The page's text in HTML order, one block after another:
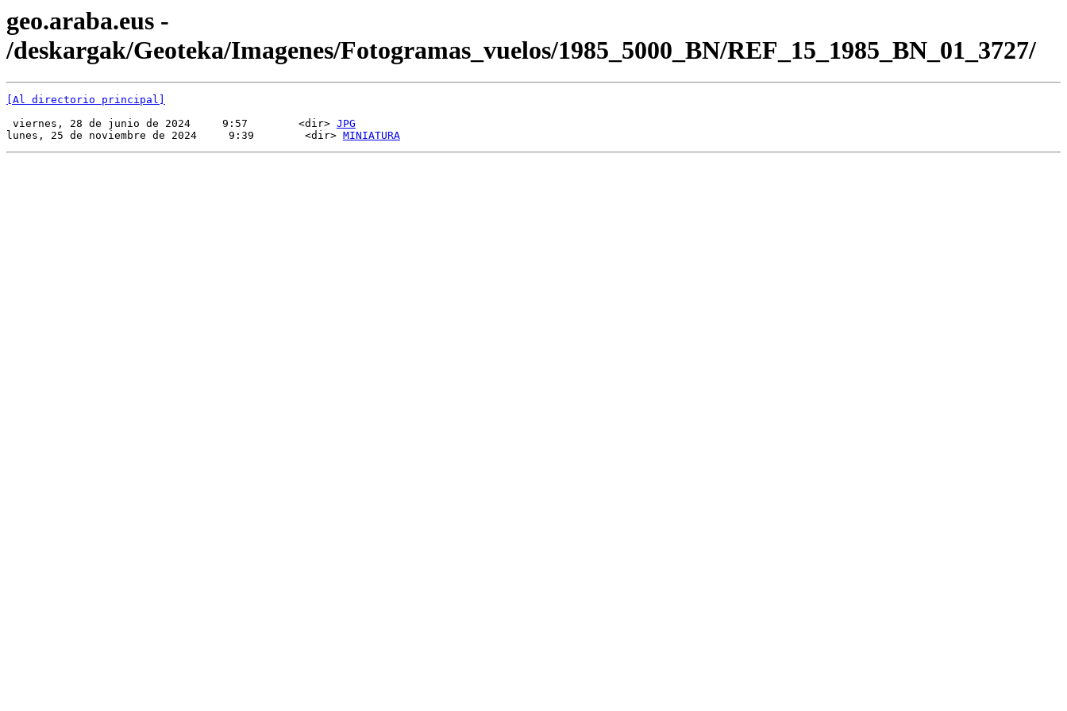
geo.araba.eus -
/deskargak/Geoteka/Imagenes/Fotogramas_vuelos/1985_5000_BN/REF_15_1985_BN_01_3727/
[Al directorio principal]
viernes, 28 de junio de 2024     9:57        <dir> JPG
lunes, 25 de noviembre de 2024     9:39        <dir> MINIATURA